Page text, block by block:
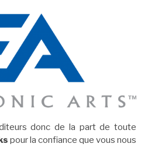
donc de la part de toute
pour la confiance que vous nous